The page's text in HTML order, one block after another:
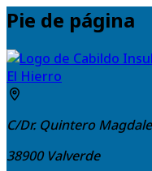
Pie de página
El Hierro
C/Dr. Quintero
38900 Valverde